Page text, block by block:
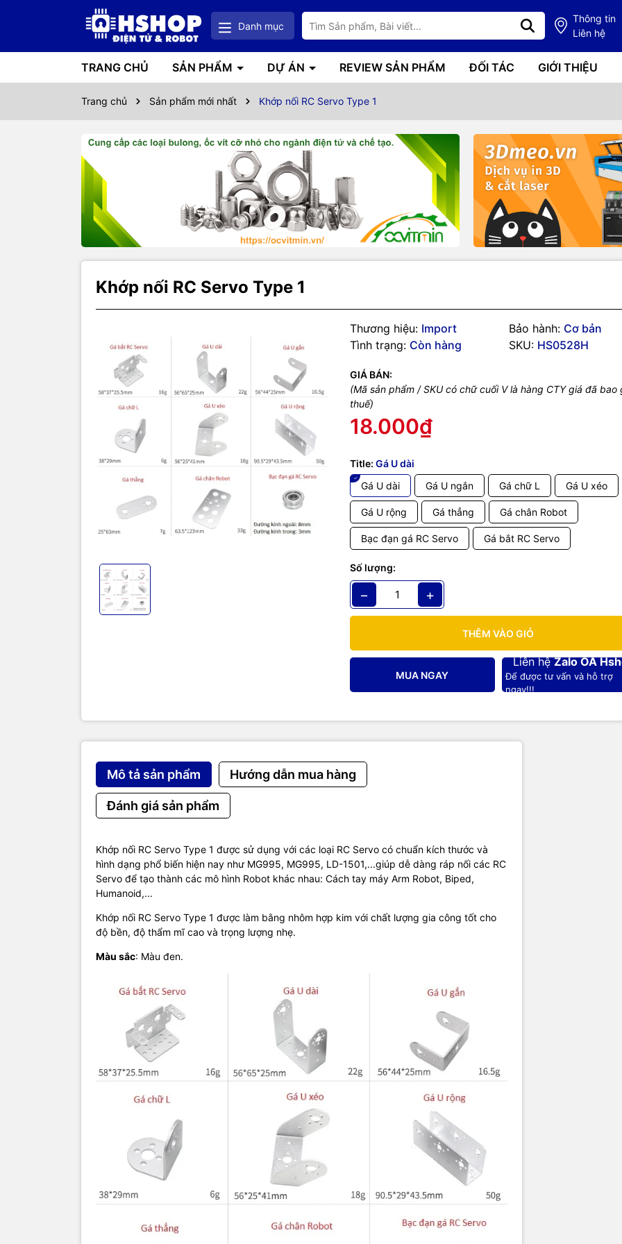
Danh mục
Thông tin
Liên hệ
TRANG CHỦ SẢN PHẨM DỰ ÁN REVIEW SẢN PHẨM ĐỐI TÁC GIỚI THIỆU
Trang chủ Sản phẩm mới nhất Khớp nối RC Servo Type 1
Khớp nối RC Servo Type 1
Thương hiệu: Import Bảo hành: Cơ bản
Tình trạng: Còn hàng SKU: HS0528H
GIÁ BÁN:
(Mã sản phẩm / SKU có chữ cuối V là hàng CTY giá đã bao
thuế)
18.000₫
Title: Gá U dài
Gá U dài
Gá U ngắn Gá chữ L Gá U xéo
Gá U rộng Gá thẳng Gá chân Robot
Bạc đạn gá RC Servo Gá bắt RC Servo
Số lượng:
− +
THÊM VÀO GIỎ
MUA NGAY
Liên hệZalo OA
Để được tư vấn và hỗ trợ
ngay!!!
Mô tả sản phẩm Hướng dẫn mua hàng
Đánh giá sản phẩm
Khớp nối RC Servo Type 1 được sử dụng với các loại RC Servo có chuẩn kích thước và
hình dạng phổ biến hiện nay như MG995, MG995, LD-1501,...giúp dễ dàng ráp nối các RC
Servo để tạo thành các mô hình Robot khác nhau: Cách tay máy Arm Robot, Biped,
Humanoid,...
Khớp nối RC Servo Type 1 được làm bằng nhôm hợp kim với chất lượng gia công tốt cho
độ bền, độ thẩm mĩ cao và trọng lượng nhẹ.
Màu sắc: Màu đen.
Thông số kỹ thuật
Khớp nối RC Servo Type 1 được sử dụng với các loại RC Servo có chuẩn kích
dạng phổ biến hiện nay như MG995, MG995, LD-1501,...giúp dễ dàng ráp nối
Servo để tạo thành các mô hình Robot khác nhau: Cách tay máy Arm Robot,
Humanoid,...
Khớp nối RC Servo Type 1 được làm bằng nhôm hợp kim với chất lượng gia
bền, độ thẩm mĩ cao và trọng lượng nhẹ.
Gá bắt RC Servo:
Gá U dài: